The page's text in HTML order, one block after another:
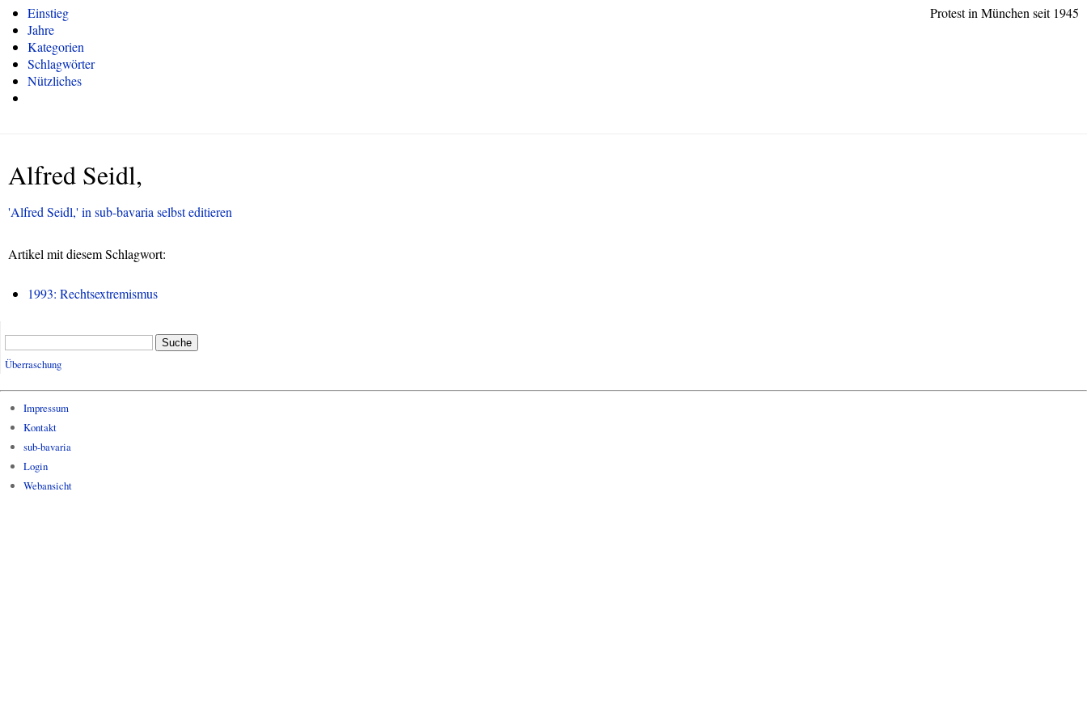
Protest in München seit 1945
Einstieg
Jahre
Kategorien
Schlagwörter
Nützliches
Alfred Seidl,
'Alfred Seidl,' in sub-bavaria selbst editieren
Artikel mit diesem Schlagwort:
1993: Rechtsextremismus
Suche
Überraschung
Impressum
Kontakt
sub-bavaria
Login
Webansicht